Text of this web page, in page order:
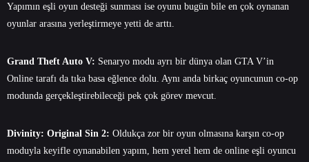
Yapımın eşli oyun desteği sunması ise oyunu bugün bile en çok oynanan
oyunlar arasına yerleştirmeye yetti de arttı.
Grand Theft Auto V: Senaryo modu ayrı bir dünya olan GTA V’in
Online tarafı da tıka basa eğlence dolu. Aynı anda birkaç oyuncunun co-op
modunda gerçekleştirebileceği pek çok görev mevcut.
Divinity: Original Sin 2: Oldukça zor bir oyun olmasına karşın co-op
moduyla keyifle oynanabilen yapım, hem yerel hem de online eşli oyuncu